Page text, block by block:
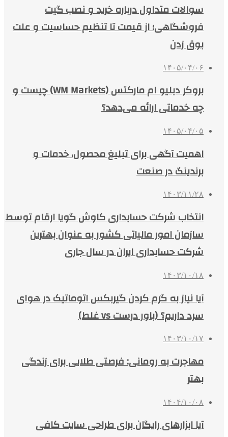
سوالات متداول درباره خرید و نصب گیت
فروشگاهی؛ از قیمت تا تنظیم حساسیت و علت
بوق زدن
۱۴۰۵/۰۴/۰۶
بروکر دبلیو ام مارکتس (WM Markets) چیست و
چه خدماتی ارائه می‌دهد؟
۱۴۰۵/۰۴/۰۵
اهمیت آگهی برای تبلیغ محصول، خدمات و
برندینگ در صنعت
۱۴۰۳/۱۱/۲۸
انتخاب شرکت حسابداری کاوش گویا ارقام توسط
سازمان امور مالیاتی کشور به عنوان بهترین
شرکت حسابداری ایران در سال جاری
۱۴۰۳/۱۰/۱۸
آیا نیاز به گرم کردن گیربکس اتوماتیک در هوای
سرد داریم؟ (باور درست vs غلط)
۱۴۰۳/۱۰/۱۷
مهاجرت به رومانی: فرصتی طلایی برای زندگی
بهتر
۱۴۰۴/۱۰/۰۸
آیا ابزارهای رایگان برای طراحی سایت کافی